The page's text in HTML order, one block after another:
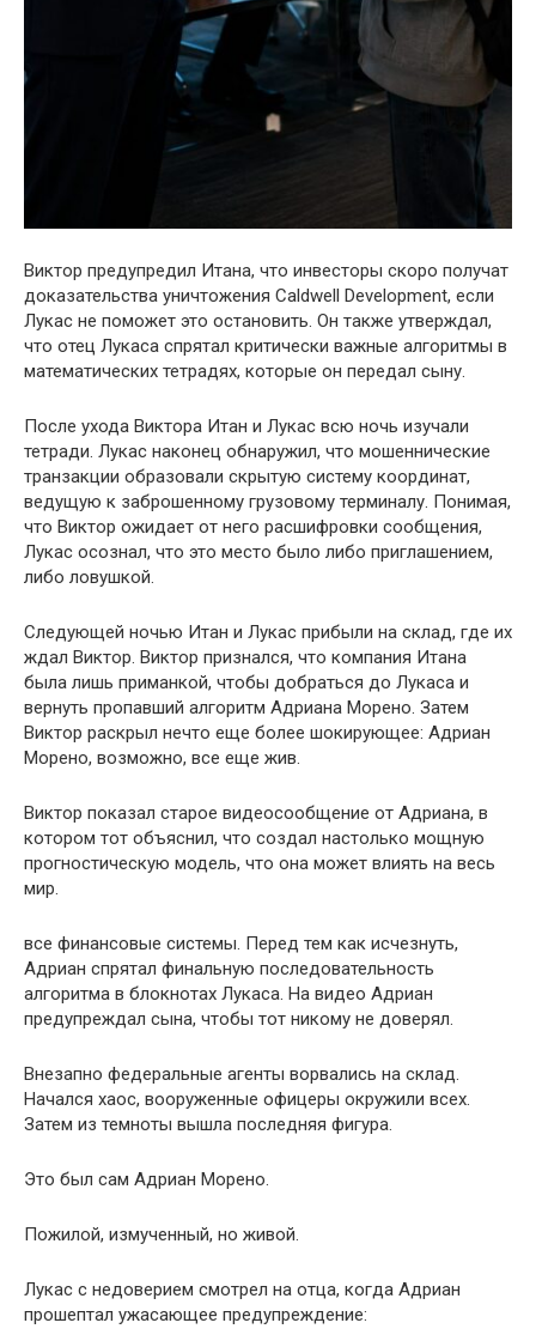
Виктор предупредил Итана, что инвесторы скоро получат
доказательства уничтожения Caldwell Development, если
Лукас не поможет это остановить. Он также утверждал,
что отец Лукаса спрятал критически важные алгоритмы в
математических тетрадях, которые он передал сыну.
После ухода Виктора Итан и Лукас всю ночь изучали
тетради. Лукас наконец обнаружил, что мошеннические
транзакции образовали скрытую систему координат,
ведущую к заброшенному грузовому терминалу. Понимая,
что Виктор ожидает от него расшифровки сообщения,
Лукас осознал, что это место было либо приглашением,
либо ловушкой.
Следующей ночью Итан и Лукас прибыли на склад, где их
ждал Виктор. Виктор признался, что компания Итана
была лишь приманкой, чтобы добраться до Лукаса и
вернуть пропавший алгоритм Адриана Морено. Затем
Виктор раскрыл нечто еще более шокирующее: Адриан
Морено, возможно, все еще жив.
Виктор показал старое видеосообщение от Адриана, в
котором тот объяснил, что создал настолько мощную
прогностическую модель, что она может влиять на весь
мир.
все финансовые системы. Перед тем как исчезнуть,
Адриан спрятал финальную последовательность
алгоритма в блокнотах Лукаса. На видео Адриан
предупреждал сына, чтобы тот никому не доверял.
Внезапно федеральные агенты ворвались на склад.
Начался хаос, вооруженные офицеры окружили всех.
Затем из темноты вышла последняя фигура.
Это был сам Адриан Морено.
Пожилой, измученный, но живой.
Лукас с недоверием смотрел на отца, когда Адриан
прошептал ужасающее предупреждение: